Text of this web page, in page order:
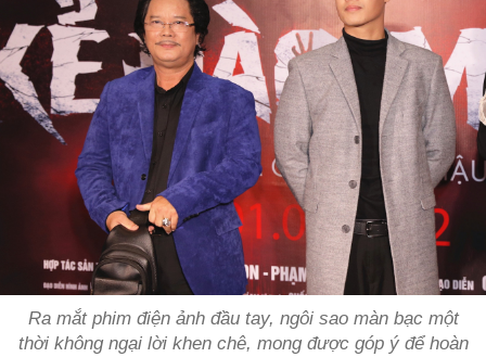
Ra mắt phim điện ảnh đầu tay, ngôi sao màn bạc một
thời không ngại lời khen chê, mong được góp ý để hoàn